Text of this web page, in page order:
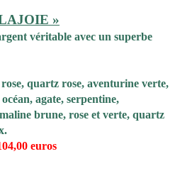
»
véritable avec un superbe
quartz rose, aventurine verte,
agate, serpentine,
brune, rose et verte, quartz
euros